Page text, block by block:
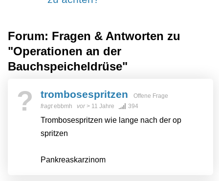
Forum: Fragen & Antworten zu
"Operationen an der
Bauchspeicheldrüse"
? trombosespritzen
Offene Frage
fragtebbmh vor> 11 Jahre 394
Trombosespritzen wie lange nach der op
spritzen
Pankreaskarzinom